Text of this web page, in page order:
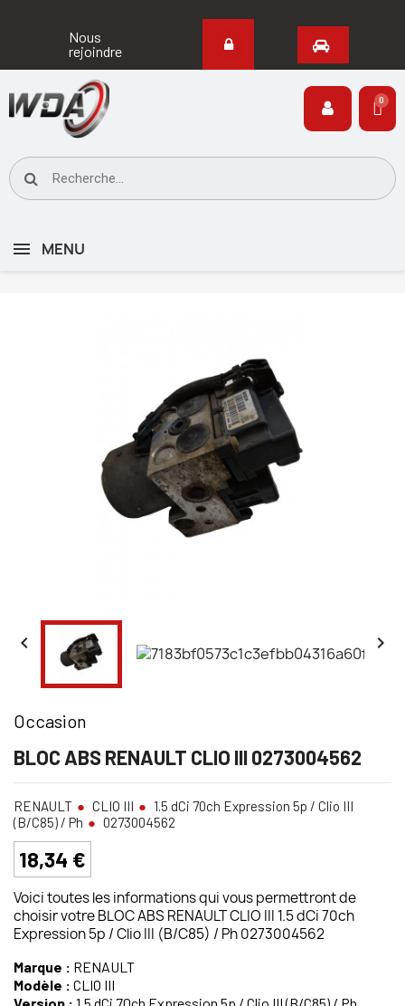
Nous
rejoindre
MENU
 
Occasion
BLOC ABS RENAULT CLIO III 0273004562
RENAULT CLIO III
1.5 dCi 70ch Expression 5p / Clio III
(B/C85) / Ph
0273004562
18,34 €
Voici toutes les informations qui vous permettront de
choisir votre BLOC ABS RENAULT CLIO III 1.5 dCi 70ch
Expression 5p / Clio III (B/C85) / Ph 0273004562
Marque : RENAULT
Modèle : CLIO III